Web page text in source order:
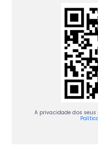
A privacidade dos